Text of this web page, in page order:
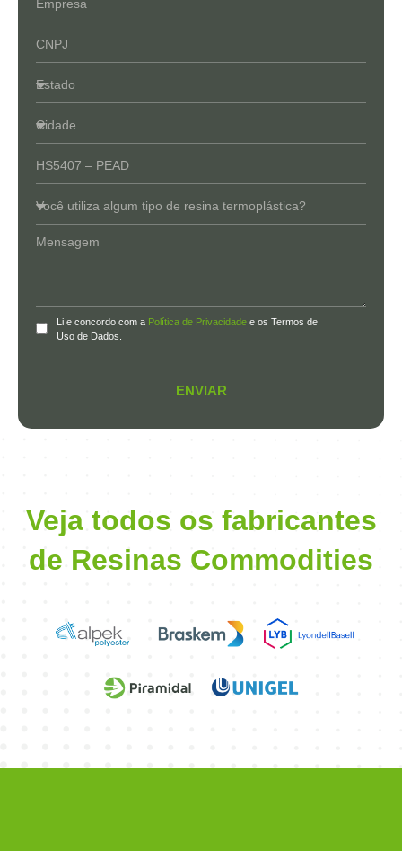
Li e concordo com a Política de Privacidade e os Termos de
Uso de Dados.
ENVIAR
Veja todos os fabricantes
de Resinas Commodities